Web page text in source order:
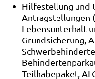
Hilfestellung und
Antragstellungen
Lebensunterhalt
Grundsicherung,
Teilhabepaket,